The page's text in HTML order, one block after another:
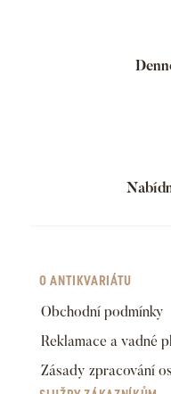
O ANTIKVARIÁTU
Obchodní podmínky
Reklamace a vadné
Zásady zpracování